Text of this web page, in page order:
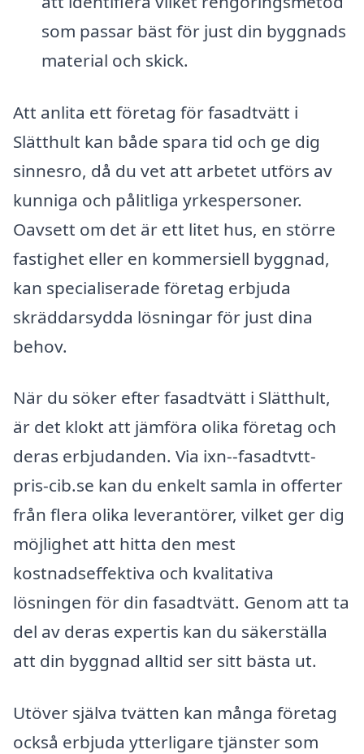
som passar bäst för just din byggnads
material och skick.
Att anlita ett företag för fasadtvätt i
Slätthult kan både spara tid och ge dig
sinnesro, då du vet att arbetet utförs av
kunniga och pålitliga yrkespersoner.
Oavsett om det är ett litet hus, en större
fastighet eller en kommersiell byggnad,
kan specialiserade företag erbjuda
skräddarsydda lösningar för just dina
behov.
När du söker efter fasadtvätt i Slätthult,
är det klokt att jämföra olika företag och
deras erbjudanden. Via ixn--fasadtvtt-
pris-cib.se kan du enkelt samla in offerter
från flera olika leverantörer, vilket ger dig
möjlighet att hitta den mest
kostnadseffektiva och kvalitativa
lösningen för din fasadtvätt. Genom att ta
del av deras expertis kan du säkerställa
att din byggnad alltid ser sitt bästa ut.
Utöver själva tvätten kan många företag
också erbjuda ytterligare tjänster som